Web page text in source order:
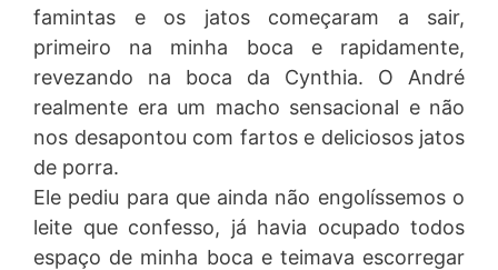
famintas e os jatos começaram a sair,
primeiro na minha boca e rapidamente,
revezando na boca da Cynthia. O André
realmente era um macho sensacional e não
nos desapontou com fartos e deliciosos jatos
de porra.
Ele pediu para que ainda não engolíssemos o
leite que confesso, já havia ocupado todos
espaço de minha boca e teimava escorregar